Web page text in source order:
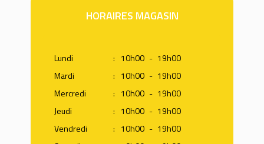
HORAIRES MAGASIN
Lundi : 10h00 - 19h00
Mardi
: 10h00 - 19h00
Mercredi
: 10h00 - 19h00
Jeudi
: 10h00 - 19h00
Vendredi
: 10h00 - 19h00